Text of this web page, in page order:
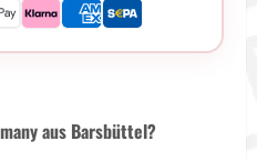
aus Barsbüttel?